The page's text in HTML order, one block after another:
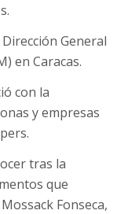
General
en Caracas.
con la
y empresas
tras la
que
Fonseca,